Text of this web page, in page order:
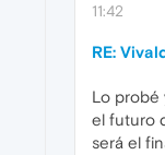
11:42
RE:
Lo probé
el futuro
será el